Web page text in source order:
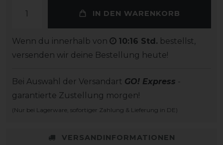
IN DEN WARENKORB
Wenn du innerhalb von 10:16 Std. bestellst,
versenden wir deine Bestellung heute!
Bei Auswahl der Versandart GO! Express -
garantierte Zustellung morgen!
(Nur bei Lagerware, sofortiger Zahlung & Lieferung in DE)
VERSANDINFORMATIONEN